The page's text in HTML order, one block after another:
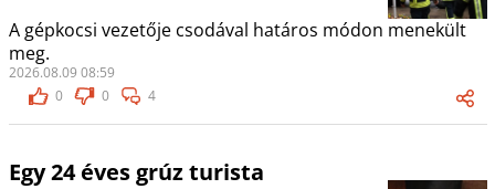
A gépkocsi vezetője csodával határos módon menekült
meg.
2026.08.09 08:59
0
0 4
Egy 24 éves grúz turista